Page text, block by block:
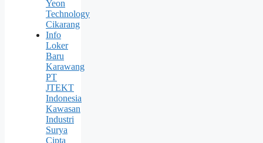
Yeon
Technology
Cikarang
Info
Loker
Baru
Karawang
PT
JTEKT
Indonesia
Kawasan
Industri
Surya
Cipta